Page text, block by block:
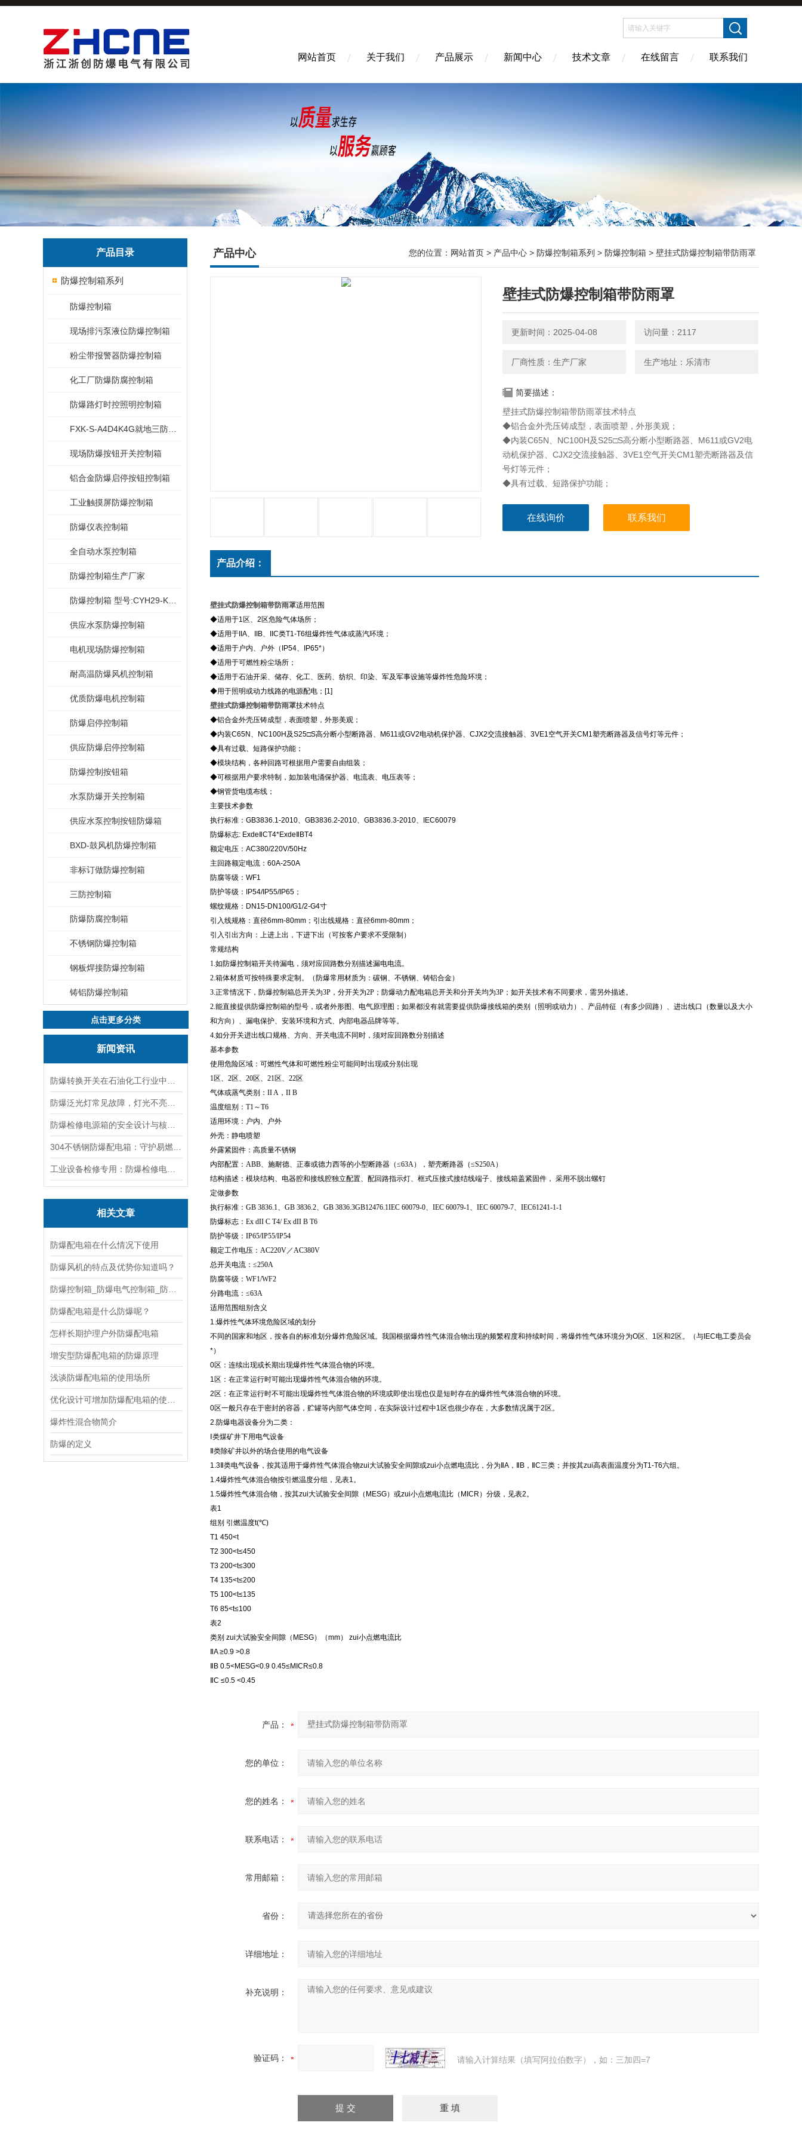
网站首页 关于我们 产品展示 新闻中心 技术文章 在线留言 联系我们
产品目录
防爆控制箱系列
防爆控制箱
现场排污泵液位防爆控制箱
粉尘带报警器防爆控制箱
化工厂防爆防腐控制箱
防爆路灯时控照明控制箱
现场防爆按钮开关控制箱
铝合金防爆启停按钮控制箱
工业触摸屏防爆控制箱
防爆仪表控制箱
全自动水泵控制箱
防爆控制箱生产厂家
供应水泵防爆控制箱
电机现场防爆控制箱
耐高温防爆风机控制箱
优质防爆电机控制箱
防爆启停控制箱
供应防爆启停控制箱
防爆控制按钮箱
水泵防爆开关控制箱
供应水泵控制按钮防爆箱
BXD-鼓风机防爆控制箱
非标订做防爆控制箱
三防控制箱
防爆防腐控制箱
不锈钢防爆控制箱
钢板焊接防爆控制箱
铸铝防爆控制箱
点击更多分类
新闻资讯
相关文章
防爆配电箱在什么情况下使用
防爆风机的特点及优势你知道吗？
防爆配电箱是什么防爆呢？
怎样长期护理户外防爆配电箱
增安型防爆配电箱的防爆原理
浅谈防爆配电箱的使用场所
爆炸性混合物简介
防爆的定义
产品中心 您的位置： 网站首页 > 产品中心 > 防爆控制箱系列 > 防爆控制箱 > 壁挂式防爆控制箱带防雨罩
壁挂式防爆控制箱带防雨罩
更新时间：2025-04-08 访问量：2117
厂商性质：生产厂家 生产地址：乐清市
简要描述：
壁挂式防爆控制箱带防雨罩技术特点
◆铝合金外壳压铸成型，表面喷塑，外形美观；
◆内装C65N、NC100H及S25□S高分断小型断路器、M611或GV2电
动机保护器、CJX2交流接触器、3VE1空气开关CM1塑壳断路器及信
号灯等元件；
◆具有过载、短路保护功能；
◆可根据用户要求特制，如加装电涌保护器、电流表、电压表等；
在线询价 联系我们
产品介绍：
壁挂式防爆控制箱带防雨罩适用范围
◆适用于1区、2区危险气体场所；
◆适用于IIA、IIB、IIC类T1-T6组爆炸性气体或蒸汽环境；
◆适用于户内、户外（IP54、IP65*）
◆适用于可燃性粉尘场所；
◆适用于石油开采、储存、化工、医药、纺织、印染、军及军事设施等爆炸性危险环境；
◆用于照明或动力线路的电源配电；[1]
壁挂式防爆控制箱带防雨罩技术特点
◆铝合金外壳压铸成型，表面喷塑，外形美观；
◆内装C65N、NC100H及S25□S高分断小型断路器、M611或GV2电动机保护器、CJX2交流接触器、3VE1空气开关CM1塑壳断路器及信号灯等元件；
◆具有过载、短路保护功能；
◆模块结构，各种回路可根据用户需要自由组装；
◆可根据用户要求特制，如加装电涌保护器、电流表、电压表等；
◆钢管货电缆布线；
主要技术参数
执行标准：GB3836.1-2010、GB3836.2-2010、GB3836.3-2010、IEC60079
防爆标志: ExdeⅡCT4*ExdeⅡBT4
额定电压：AC380/220V/50Hz
主回路额定电流：60A-250A
防腐等级：WF1
防护等级：IP54/IP55/IP65；
螺纹规格：DN15-DN100/G1/2-G4寸
引入线规格：直径6mm-80mm；引出线规格：直径6mm-80mm；
引入引出方向：上进上出，下进下出（可按客户要求不受限制）
常规结构
1.如防爆控制箱开关待漏电，须对应回路数分别描述漏电电流。
2.箱体材质可按特殊要求定制。（防爆常用材质为：碳钢、不锈钢、铸铝合金）
3.正常情况下，防爆控制箱总开关为3P，分开关为2P；防爆动力配电箱总开关和分开关均为3P；如开关技术有不同要求，需另外描述。
2.能直接提供防爆控制箱的型号，或者外形图、电气原理图；如果都没有就需要提供防爆接线箱的类别（照明或动力）、产品特征（有多少回路）、进出线口（数量以及大小
和方向）、漏电保护、安装环境和方式、内部电器品牌等等。
4.如分开关进出线口规格、方向、开关电流不同时，须对应回路数分别描述
基本参数
使用危险区域：可燃性气体和可燃性粉尘可能同时出现或分别出现
1区、2区、20区、21区、22区
气体或蒸气类别：II A，II B
温度组别：T1～T6
适用环境：户内、户外
外壳：静电喷塑
外露紧固件：高质量不锈钢
内部配置：ABB、施耐德、正泰或德力西等的小型断路器（≤63A），塑壳断路器（≤S250A）
结构描述：模块结构、电器腔和接线腔独立配置、配回路指示灯、框式压接式接结线端子、接线箱盖紧固件， 采用不脱出螺钉
定做参数
执行标准：GB 3836.1、GB 3836.2、GB 3836.3GB12476.1IEC 60079-0、IEC 60079-1、IEC 60079-7、IEC61241-1-1
防爆标志：Ex dII C T4/ Ex dII B T6
防护等级：IP65/IP55/IP54
额定工作电压：AC220V／AC380V
总开关电流：≤250A
防腐等级：WF1/WF2
分路电流：≤63A
适用范围组别含义
1.爆炸性气体环境危险区域的划分
不同的国家和地区，按各自的标准划分爆炸危险区域。我国根据爆炸性气体混合物出现的频繁程度和持续时间，将爆炸性气体环境分为O区、1区和2区。（与IEC电工委员会
*）
0区：连续出现或长期出现爆炸性气体混合物的环境。
1区：在正常运行时可能出现爆炸性气体混合物的环境。
2区：在正常运行时不可能出现爆炸性气体混合物的环境或即使出现也仅是短时存在的爆炸性气体混合物的环境。
0区一般只存在于密封的容器，贮罐等内部气体空间，在实际设计过程中1区也很少存在，大多数情况属于2区。
2.防爆电器设备分为二类：
Ⅰ类煤矿井下用电气设备
Ⅱ类除矿井以外的场合使用的电气设备
1.3Ⅱ类电气设备，按其适用于爆炸性气体混合物zui大试验安全间隙或zui小点燃电流比，分为ⅡA，ⅡB，ⅡC三类；并按其zui高表面温度分为T1-T6六组。
1.4爆炸性气体混合物按引燃温度分组，见表1。
1.5爆炸性气体混合物，按其zui大试验安全间隙（MESG）或zui小点燃电流比（MICR）分级，见表2。
表1
组别 引燃温度t(℃)
T1 450<t
T2 300<t≤450
T3 200<t≤300
T4 135<t≤200
T5 100<t≤135
T6 85<t≤100
表2
类别 zui大试验安全间隙（MESG）（mm） zui小点燃电流比
ⅡA ≥0.9 >0.8
ⅡB 0.5<MESG<0.9 0.45≤MICR≤0.8
ⅡC ≤0.5 <0.45
产品：
您的单位：
您的姓名：
联系电话：
常用邮箱：
省份：
详细地址：
补充说明：
验证码： 请输入计算结果（填写阿拉伯数字），如：三加四=7